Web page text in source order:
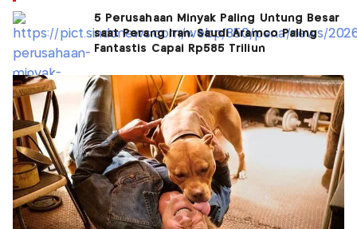
5 Perusahaan Minyak Paling Untung Besar
saat Perang Iran, Saudi Aramco Paling
Fantastis Capai Rp585 Triliun